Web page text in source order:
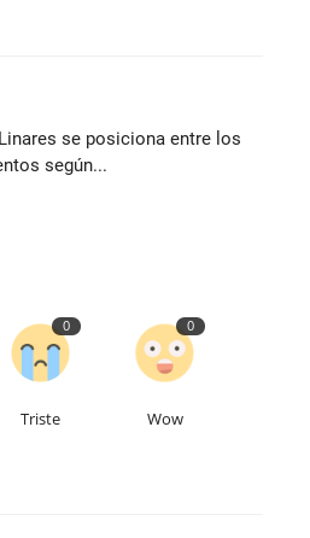
se posiciona entre los
según...
0
Triste
0
Wow